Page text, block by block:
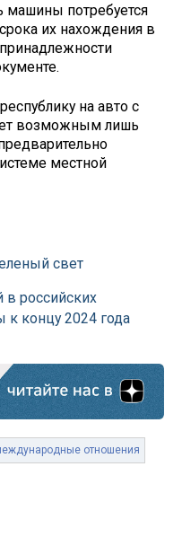
машины потребуется
их нахождения в
на авто с
возможным лишь
местной
свет
в российских
к концу 2024 года
отношения